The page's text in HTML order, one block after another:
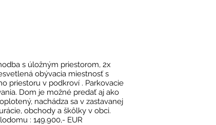
s úložným priestorom, 2x
obývacia miestnosť s
priestoru v podkroví . Parkovacie
Dom je možné predať aj ako
nachádza sa v zastavanej
obchody a škôlky v obci.
: 149.900,- EUR